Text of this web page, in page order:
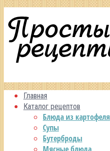
Главная
Каталог рецептов
Блюда из картофеля
Супы
Бутерброды